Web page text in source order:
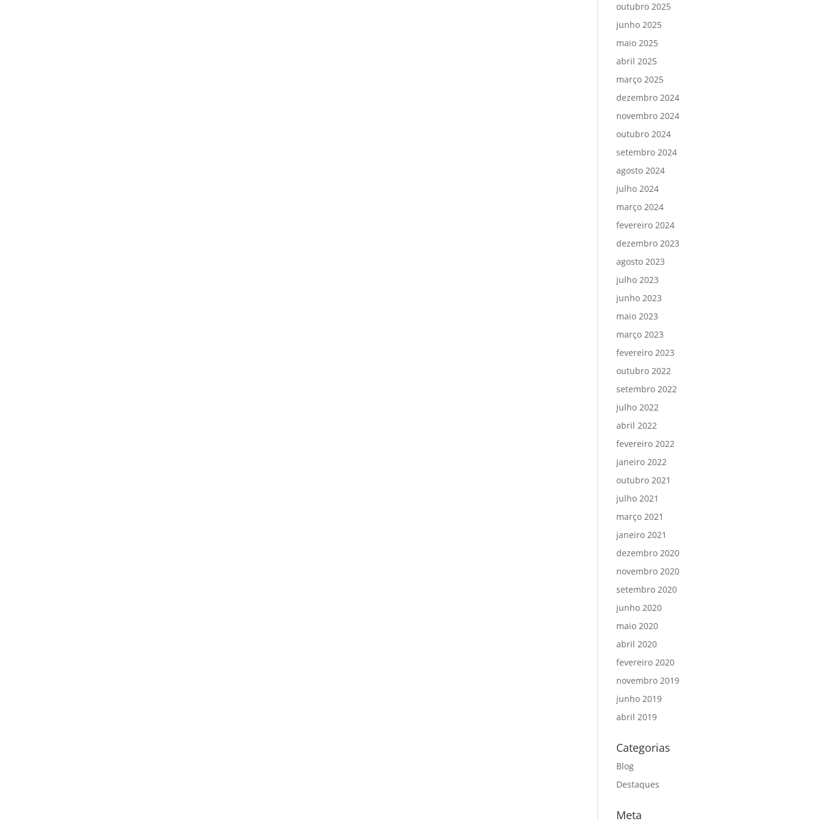
outubro 2025
junho 2025
maio 2025
abril 2025
março 2025
dezembro 2024
novembro 2024
outubro 2024
setembro 2024
agosto 2024
julho 2024
março 2024
fevereiro 2024
dezembro 2023
agosto 2023
julho 2023
junho 2023
maio 2023
março 2023
fevereiro 2023
outubro 2022
setembro 2022
julho 2022
abril 2022
fevereiro 2022
janeiro 2022
outubro 2021
julho 2021
março 2021
janeiro 2021
dezembro 2020
novembro 2020
setembro 2020
junho 2020
maio 2020
abril 2020
fevereiro 2020
novembro 2019
junho 2019
abril 2019
Categorias
Blog
Destaques
Meta